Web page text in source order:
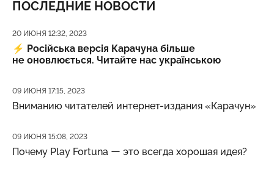
ПОСЛЕДНИЕ НОВОСТИ
Дата публикации
20 ИЮНЯ 12:32, 2023
⚡️ Російська версія Карачуна більше
не оновлюється. Читайте нас українською
Дата публикации
09 ИЮНЯ 17:15, 2023
Вниманию читателей интернет-издания «Карачун»
Дата публикации
09 ИЮНЯ 15:08, 2023
Почему Play Fortuna ー это всегда хорошая идея?